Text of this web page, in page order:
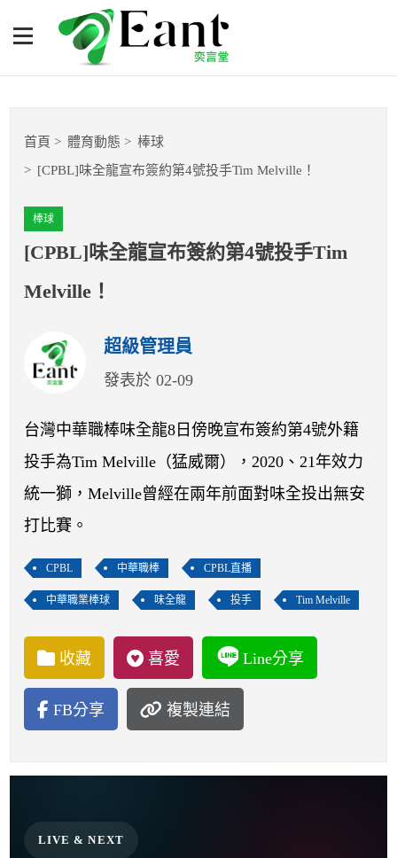
[CPBL]味全龍宣布簽約第4
號投手Tim Melville！
籃球
球隊數據
運彩報報
明星分析師
首頁 體育動態 棒球
[CPBL]味全龍宣布簽約第4號投手Tim Melville！
棒球
[CPBL]味全龍宣布簽約第4號投手Tim
Melville！
超級管理員
發表於 02-09
台灣中華職棒味全龍8日傍晚宣布簽約第4號外籍
投手為Tim Melville（猛威爾），2020、21年效力
統一獅，Melville曾經在兩年前面對味全投出無安
打比賽。
CPBL 中華職棒 CPBL直播
中華職業棒球 味全龍 投手 Tim Melville
收藏 喜愛 Line分享
FB分享 複製連結
LIVE & NEXT